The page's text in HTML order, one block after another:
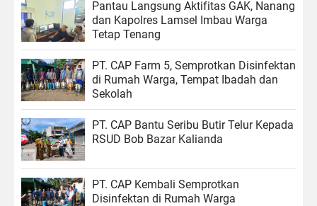
Pantau Langsung Aktifitas GAK, Nanang
dan Kapolres Lamsel Imbau Warga
Tetap Tenang
PT. CAP Farm 5, Semprotkan Disinfektan
di Rumah Warga, Tempat Ibadah dan
Sekolah
PT. CAP Bantu Seribu Butir Telur Kepada
RSUD Bob Bazar Kalianda
PT. CAP Kembali Semprotkan
Disinfektan di Rumah Warga